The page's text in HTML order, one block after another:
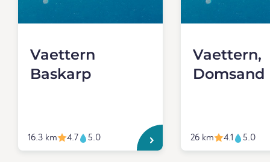
Vaettern
Baskarp
16.3 km 4.7 5.0
Vaettern,
Domsand
26 km 4.1 5.0